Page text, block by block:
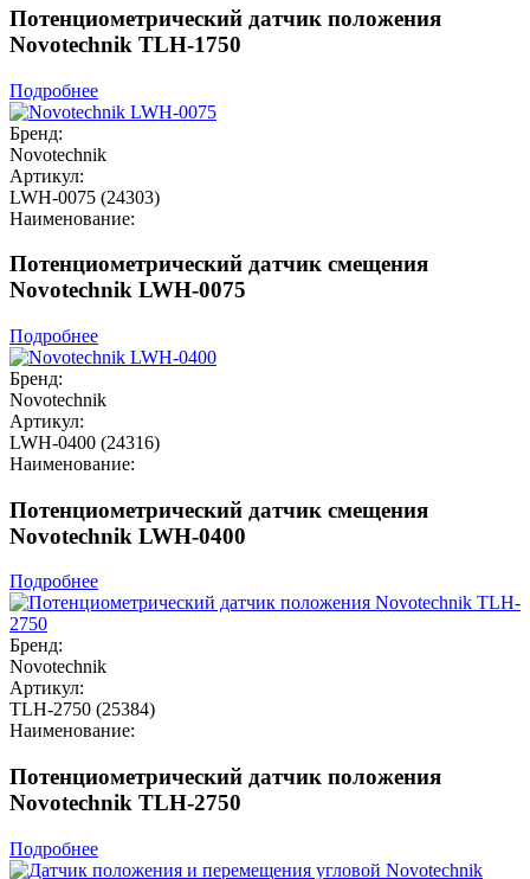
Потенциометрический датчик положения
Novotechnik TLH-1750
Подробнее
Бренд:
Novotechnik
Артикул:
LWH-0075 (24303)
Наименование:
Потенциометрический датчик смещения
Novotechnik LWH-0075
Подробнее
Бренд:
Novotechnik
Артикул:
LWH-0400 (24316)
Наименование:
Потенциометрический датчик смещения
Novotechnik LWH-0400
Подробнее
Бренд:
Novotechnik
Артикул:
TLH-2750 (25384)
Наименование:
Потенциометрический датчик положения
Novotechnik TLH-2750
Подробнее